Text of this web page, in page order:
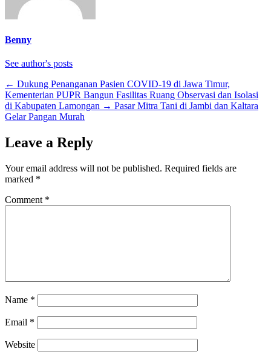
Benny
See author's posts
← Dukung Penanganan Pasien COVID-19 di Jawa Timur,
Kementerian PUPR Bangun Fasilitas Ruang Observasi dan Isolasi
di Kabupaten Lamongan → Pasar Mitra Tani di Jambi dan Kaltara
Gelar Pangan Murah
Leave a Reply
Your email address will not be published. Required fields are
marked *
Comment *
Name *
Email *
Website